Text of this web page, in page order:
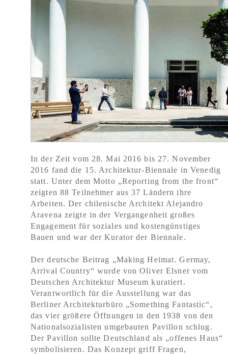
In der Zeit vom 28. Mai 2016 bis 27. November
2016 fand die 15. Architektur-Biennale in Venedig
statt. Unter dem Motto „Reporting from the front“
zeigten 88 Teilnehmer aus 37 Ländern ihre
Arbeiten. Der chilenische Architekt Alejandro
Aravena zeigte in der Vergangenheit großes
Engagement für soziales und kostengünstiges
Bauen und war der Kurator der Biennale.
Der deutsche Beitrag „Making Heimat. Germay,
Arrival Country“ wurde von Oliver Elsner vom
Deutschen Architektur Museum kuratiert.
Verantwortlich für die Ausstellung war das
Berliner Architekturbüro „Something Fantastic“,
das vier größere Öffnungen in den 1938 von den
Nationalsozialisten umgebauten Pavillon schlug.
Der Pavillon sollte Deutschland als „offenes Haus“
symbolisieren. Das Konzept griff Fragen,